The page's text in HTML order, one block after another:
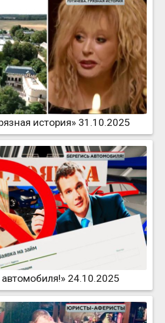
история» 31.10.2025
автомобиля!» 24.10.2025